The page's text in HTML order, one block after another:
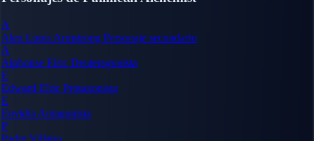
A
Alex Louis Armstrong Personaje secundario
A
Alphonse Elric Deuteragonista
E
Edward Elric Protagonista
E
Envidia Antagonista
P
Padre Villano